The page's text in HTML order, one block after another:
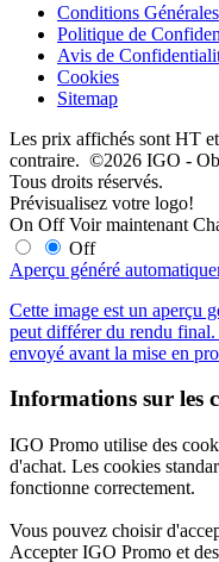
Conditions Générales
Politique de
Avis de
Cookies
Sitemap
Les prix affichés sont HT
contraire. ©2026 IGO -
Tous droits réservés.
Prévisualisez votre logo!
On Off Voir maintenant
Off
Aperçu généré
Cette image est un aperçu
peut différer du rendu
envoyé avant la mise en
Informations sur les
IGO Promo utilise des
d'achat. Les cookies
fonctionne correctement.
Vous pouvez choisir
Accepter IGO Promo et